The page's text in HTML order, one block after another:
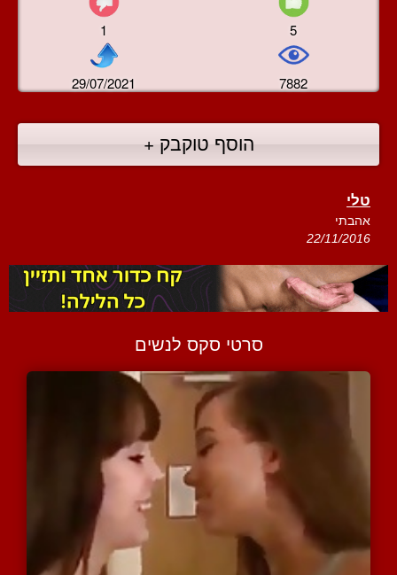
1 5
29/07/2021 7882
הוסף טוקבק +
טלי
אהבתי
22/11/2016
סרטי סקס לנשים